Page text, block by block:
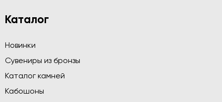
Каталог
Новинки
Сувениры из бронзы
Каталог камней
Кабошоны